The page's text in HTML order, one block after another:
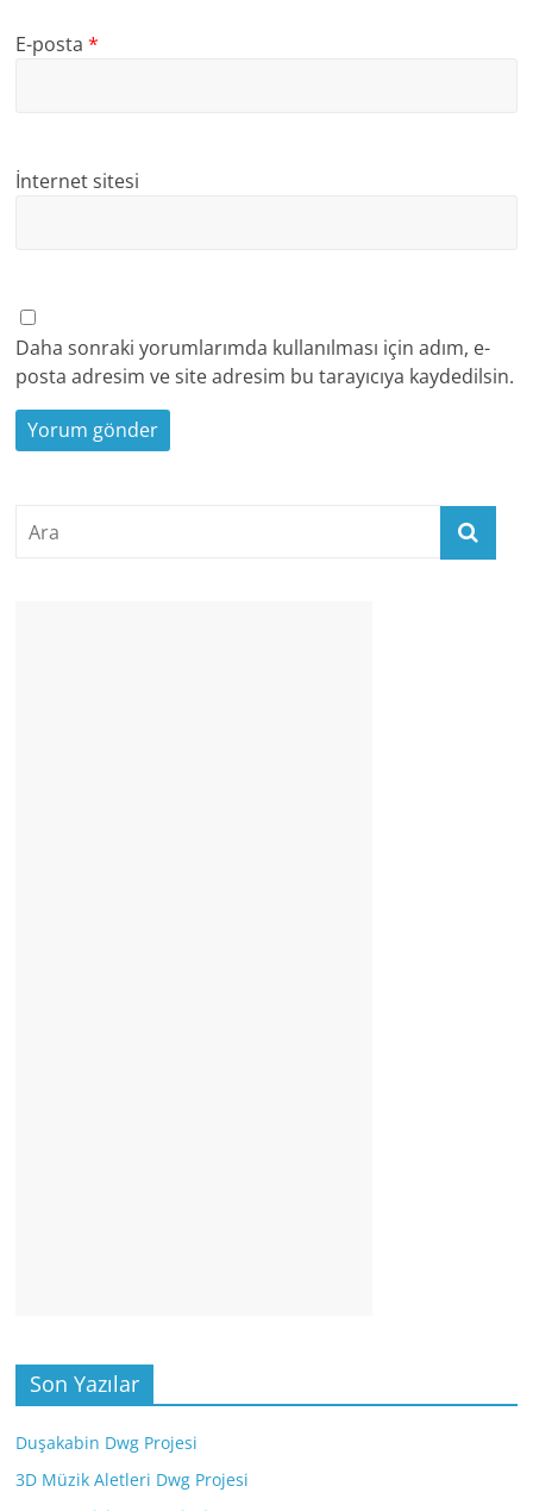
E-posta*
İnternet sitesi
Daha sonraki yorumlarımda kullanılması için adım, e-
posta adresim ve site adresim bu tarayıcıya kaydedilsin.
Son Yazılar
Duşakabin Dwg Projesi
3D Müzik Aletleri Dwg Projesi